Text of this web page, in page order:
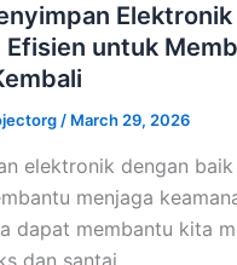
Elektronik
Efisien untuk
/ March 29, 2026
elektronik dengan
menjaga
dapat membantu kita